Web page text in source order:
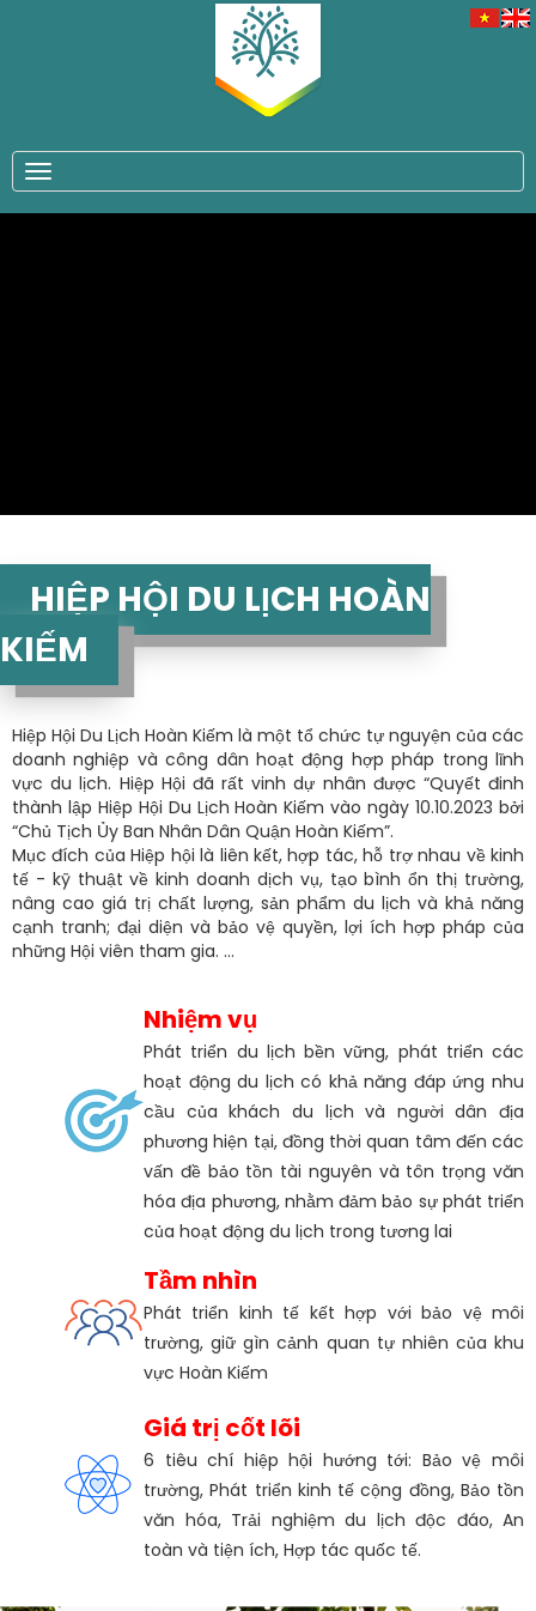
HIỆP HỘI DU LỊCH HOÀN
KIẾM
Hiệp Hội Du Lịch Hoàn Kiếm là một tổ chức tự nguyện của các
doanh nghiệp và công dân hoạt động hợp pháp trong lĩnh
vực du lịch. Hiệp Hội đã rất vinh dự nhân được “Quyết đinh
thành lập Hiệp Hội Du Lịch Hoàn Kiếm vào ngày 10.10.2023 bởi
“Chủ Tịch Ủy Ban Nhân Dân Quận Hoàn Kiếm”.
Mục đích của Hiệp hội là liên kết, hợp tác, hỗ trợ nhau về kinh
tế - kỹ thuật về kinh doanh dịch vụ, tạo bình ổn thị trường,
nâng cao giá trị chất lượng, sản phẩm du lịch và khả năng
cạnh tranh; đại diện và bảo vệ quyền, lợi ích hợp pháp của
những Hội viên tham gia. ...
Nhiệm vụ
Phát triển du lịch bền vững, phát triển các
hoạt động du lịch có khả năng đáp ứng nhu
cầu của khách du lịch và người dân địa
phương hiện tại, đồng thời quan tâm đến các
vấn đề bảo tồn tài nguyên và tôn trọng văn
hóa địa phương, nhằm đảm bảo sự phát triển
của hoạt động du lịch trong tương lai
Tầm nhìn
Phát triển kinh tế kết hợp với bảo vệ môi
trường, giữ gìn cảnh quan tự nhiên của khu
vực Hoàn Kiếm
Giá trị cốt lõi
6 tiêu chí hiệp hội hướng tới: Bảo vệ môi
trường, Phát triển kinh tế cộng đồng, Bảo tồn
văn hóa, Trải nghiệm du lịch độc đáo, An
toàn và tiện ích, Hợp tác quốc tế.